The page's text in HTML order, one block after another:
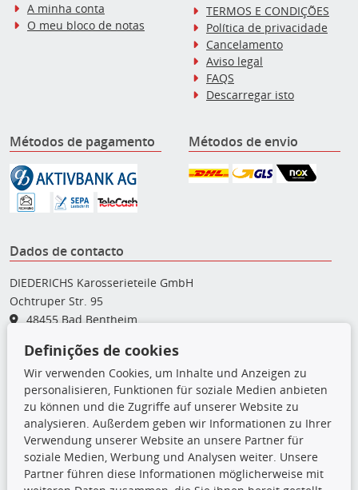
A minha conta
O meu bloco de notas
TERMOS E CONDIÇÕES
Política de privacidade
Cancelamento
Aviso legal
FAQS
Descarregar isto
Métodos de pagamento Métodos de envio
Dados de contacto
DIEDERICHS Karosserieteile GmbH
Ochtruper Str. 95
48455 Bad Bentheim
05922 - 77 99 - 0
05922 - 77 99 - 35
karosserieteile@diederichs.com
Ligações
Atenção: Trata-se de peças sobresselentes de qualidade
equivalente às peças do equipamento original (em
Definições de cookies
Wir verwenden Cookies, um Inhalte und Anzeigen zu
personalisieren, Funktionen für soziale Medien anbieten
zu können und die Zugriffe auf unserer Website zu
analysieren. Außerdem geben wir Informationen zu Ihrer
Verwendung unserer Website an unsere Partner für
soziale Medien, Werbung und Analysen weiter. Unsere
Partner führen diese Informationen möglicherweise mit